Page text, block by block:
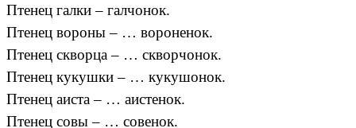
Птенец галки – галчонок.
Птенец вороны – … вороненок.
Птенец скворца – … скворчонок.
Птенец кукушки – … кукушонок.
Птенец аиста – … аистенок.
Птенец совы – … совенок.